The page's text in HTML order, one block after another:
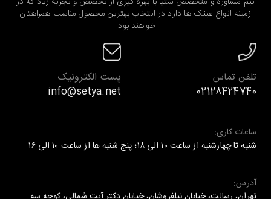
تیم مشاوره و متخصص ستیا با بهره گیری از تخصص و تجربه زیاد که در
زمینه انواع عینک ها دارد در انتخاب بهترین محصول مناسب همراهتان
خواهند بود.
تلفن تماس
02128424740
پست الکترونیک
info@setya.net
ساعات کاری:
شنبه تا چهارشنبه از ساعت ۱۰ الی ۱۸؛ پنج شنبه ها از ساعت ۱۰ الی ۱۶
آدرس: